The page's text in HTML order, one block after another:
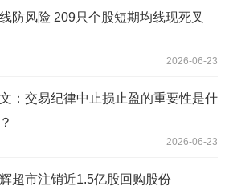
防风险 209只个股短期均线现死叉
2026-06-23
：交易纪律中止损止盈的重要性是什
2026-06-23
超市注销近1.5亿股回购股份